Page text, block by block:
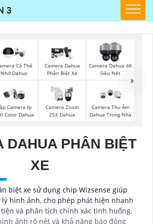
Có Thẻ
Nhớ Dahua
Camera Dahua
Phân Biệt Xe
Camera Dahua 4K
Siêu Nét
Camera Ip
Color Dahua
Camera Zoom
25X Dahua
Camera Thu Âm
Dahua Trong Nhà
DAHUA PHÂN BIỆT
XE
biệt xe sử dụng chip Wizsense giúp
lý hình ảnh, cho phép phát hiện nhanh
và phân tích chính xác tình huống.
ảnh rõ nét và khả năng báo động